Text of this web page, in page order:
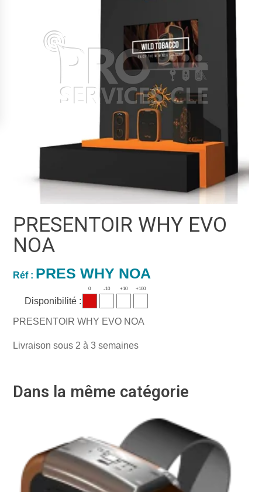
PRESENTOIR WHY EVO
NOA
Réf : PRES WHY NOA
Disponibilité :
0 -10 +10 +100
PRESENTOIR WHY EVO NOA
Livraison sous 2 à 3 semaines
Dans la même catégorie